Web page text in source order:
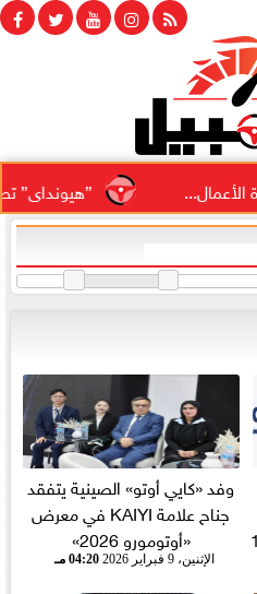
”هيونداى” تطلق
1.6
وفد «كايي أوتو» الصينية يتفقد
جناح علامة KAIYI في معرض
«أوتومورو 2026»
الإثنين، 9 فبراير 2026 04:20 مـ